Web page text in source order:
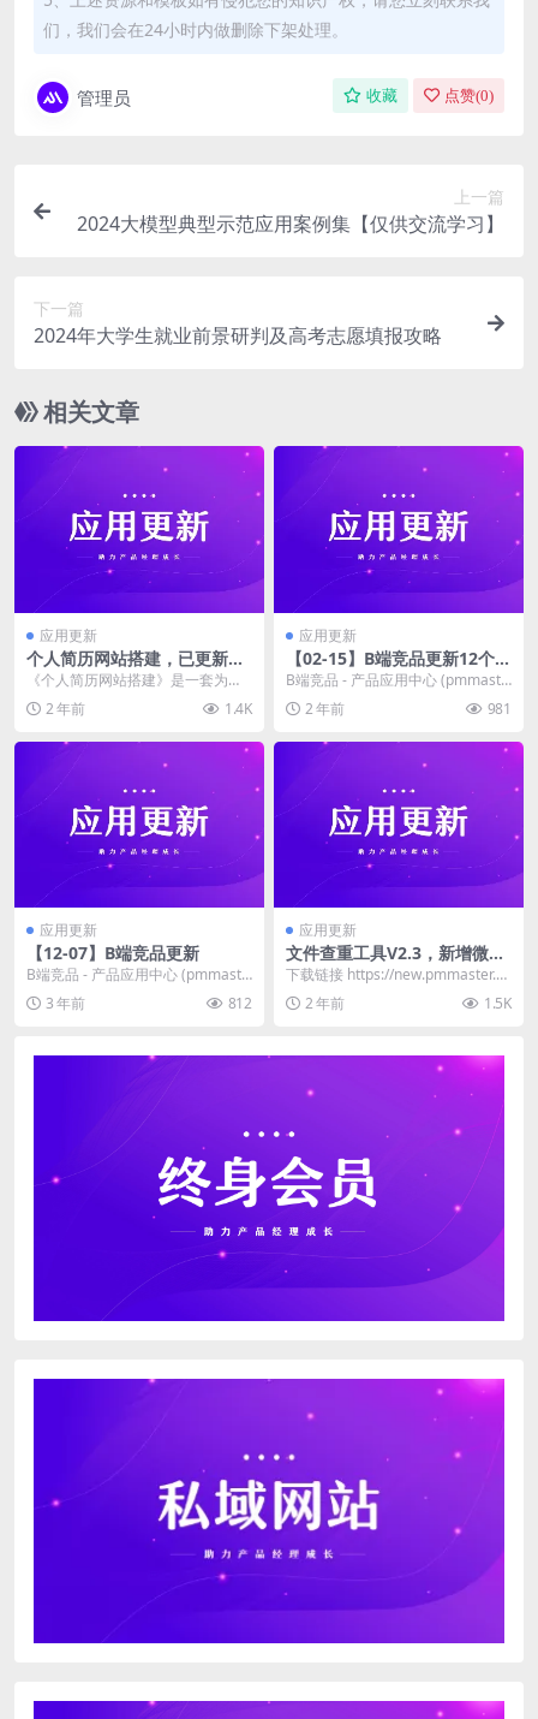
们，我们会在24小时内做删除下架处理。
管理员 收藏 点赞(0)
上一篇
2024大模型典型示范应用案例集【仅供交流学习】
下一篇
2024年大学生就业前景研判及高考志愿填报攻略
相关文章
应用更新
个人简历网站搭建，已更新三
套简历模板
《个人简历网站搭建》是一套为产
品经理及小白量身打造的实战课
程，总共45个视频。 ...
2 年前 1.4K
应用更新
【02-15】B端竞品更新12个系
统
B端竞品 - 产品应用中心 (pmmaste
r.co) 中小企业CRM 企业级中...
2 年前 981
应用更新
【12-07】B端竞品更新
B端竞品 - 产品应用中心 (pmmaste
r.co) 免费开源商城系统 工作流...
3 年前 812
应用更新
文件查重工具V2.3，新增微信
查重
下载链接 https://new.pmmaster.c
c/5484.html &...
2 年前 1.5K